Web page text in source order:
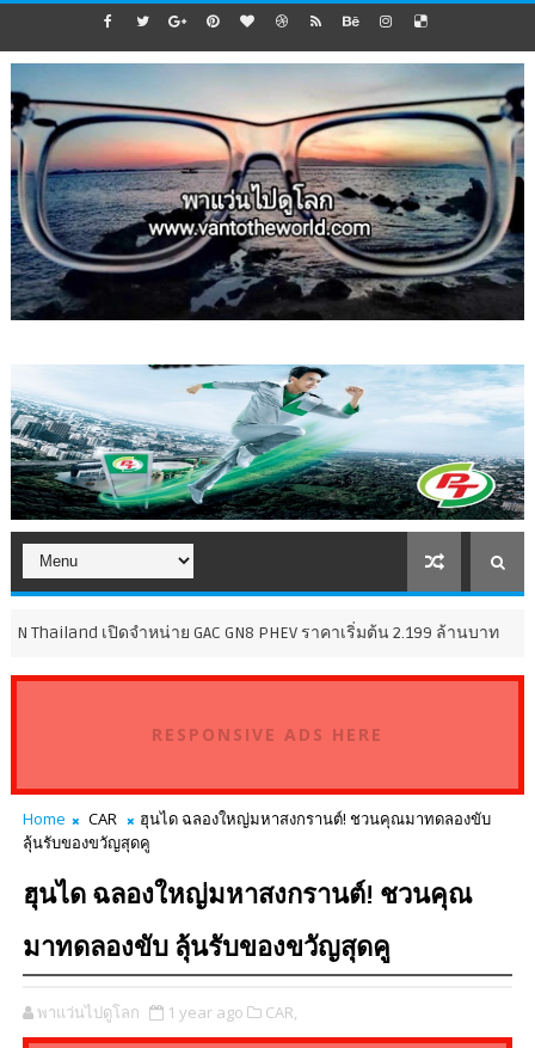
เปิดจำหน่าย GAC GN8 PHEV ราคาเริ่มต้น 2.199 ล้านบาท
RESPONSIVE ADS HERE
Home CAR
ฮุนได ฉลองใหญ่มหาสงกรานต์! ชวนคุณมาทดลองขับ
ลุ้นรับของขวัญสุดคู
ฮุนได ฉลองใหญ่มหาสงกรานต์! ชวนคุณ
มาทดลองขับ ลุ้นรับของขวัญสุดคู
พาแว่นไปดูโลก 1 year ago CAR,